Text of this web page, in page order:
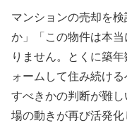
マンションの売却を
か」「この物件は本
りません。とくに築
ォームして住み続け
すべきかの判断が難
場の動きが再び活発